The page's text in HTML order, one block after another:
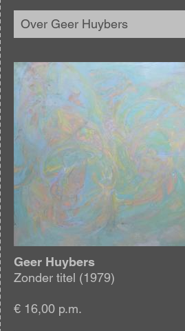
Over Geer Huybers
Afbeelding
Geer Huybers
Zonder titel (1979)
€ 16,00 p.m.